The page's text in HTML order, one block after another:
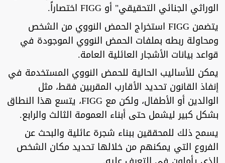
الوراثي الجنائي التحقيقي" أو FIGG اختصاراً.
يتضمن FIGG استخراج الحمض النووي من الشخص
ومحاولة ربطه بملفات الحمض النووي الموجودة في
قواعد بيانات الأشجار العائلية العامة.
يمكن للأساليب الحالية للحمض النووي المستخدمة في
إنفاذ القانون تحديد الأقارب المقربين فقط، مثل
الوالدين أو الأطفال، ولكن مع FIGG، يتسع هذا النطاق
بشكل كبير ليشمل حتى أبناء العمومة الثالث والرابع.
يسمح ذلك للمحققين ببناء شجرة عائلية والبحث عن
الفروع التي يمكنهم من خلالها تحديد مكان الشخص